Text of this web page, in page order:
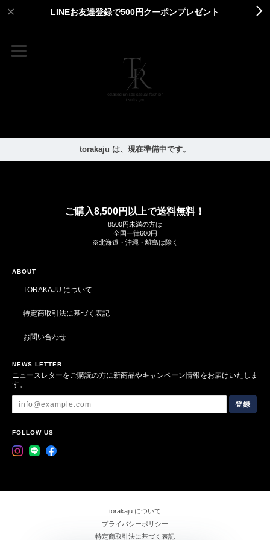
LINEお友達登録で500円クーポンプレゼント
torakaju は、現在準備中です。
ご購入8,500円以上で送料無料！
8500円未満の方は
全国一律600円
※北海道・沖縄・離島は除く
ABOUT
TORAKAJU について
特定商取引法に基づく表記
お問い合わせ
NEWS LETTER
ニュースレターをご購読の方に新商品やキャンペーン情報をお届けいたしま
す。
登録
FOLLOW US
torakaju について
プライバシーポリシー
特定商取引法に基づく表記